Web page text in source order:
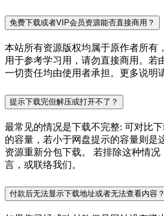
免费下载或者VIP会员资源能否直接商用？
本站所有资源版权均属于原作者所有
用于参考学习用，请勿直接商用。若
一切责任均由使用者承担。更多说明
提示下载完但解压或打开不了？
最常见的情况是下载不完整: 可对比
的容量，若小于网盘提示的容量则是
资源重新分包下载。 若排除这种情况
言，或联络我们。
付款后无法显示下载地址或者无法查看内容？